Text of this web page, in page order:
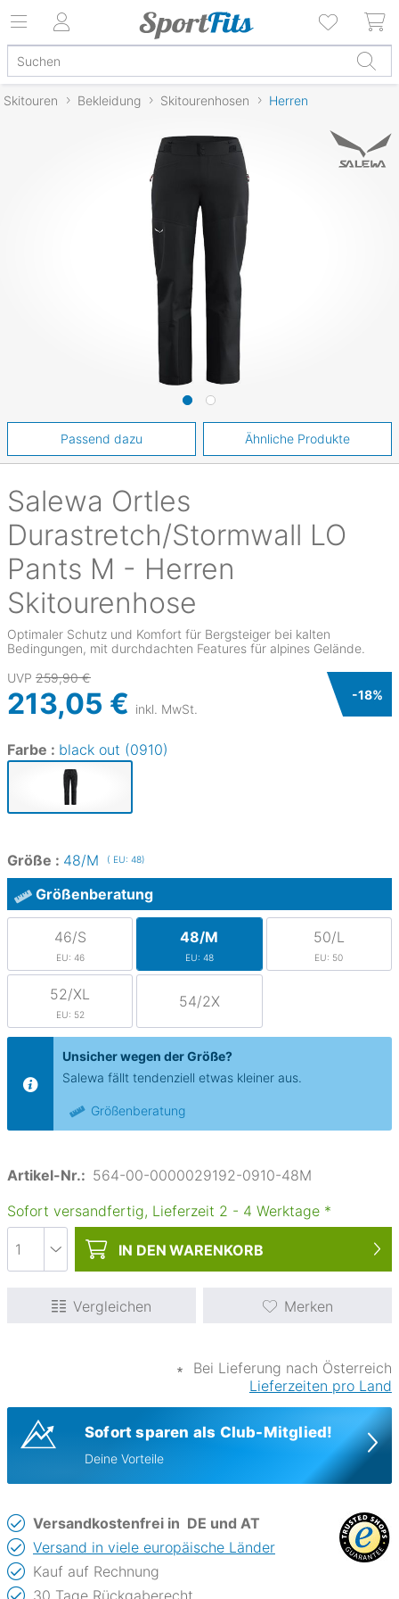
Skitouren Bekleidung Skitourenhosen Herren
Salewa Ortles
Durastretch/Stormwall LO
Pants M - Herren
Skitourenhose
Optimaler Schutz und Komfort für Bergsteiger bei kalten
Bedingungen, mit durchdachten Features für alpines Gelände.
UVP 259,90 €
213,05 € inkl. MwSt.
-18%
Farbe : black out (0910)
Größe : 48/M ( EU: 48)
Größenberatung
46/S
EU: 46
48/M
EU: 48
50/L
EU: 50
52/XL
EU: 52
54/2X
Unsicher wegen der Größe?
Salewa fällt tendenziell etwas kleiner aus.
Größenberatung
Artikel-Nr.: 564-00-0000029192-0910-48M
Sofort versandfertig, Lieferzeit 2 - 4 Werktage *
IN DEN WARENKORB
Vergleichen Merken
∗
Bei Lieferung nach Österreich
Lieferzeiten pro Land
Sofort sparen als Club-Mitglied!
Deine Vorteile
Passend dazu Ähnliche Produkte
Versandkostenfrei in DE und AT
Versand in viele europäische Länder
Kauf auf Rechnung
30 Tage Rückgaberecht